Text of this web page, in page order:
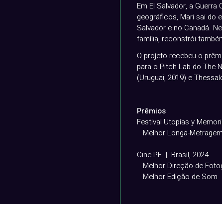
Em El Salvador, a
geográficos, Mari sai do
Salvador e no Canadá.
família, reconstrói
O projeto recebeu o
para o Pitch Lab do The
(Uruguai, 2019) e
Prêmios
Festival Utopías y
Melhor Longa-Metragem
Cine PE | Brasil, 2024
Melhor Direção de
Melhor Edição de Som